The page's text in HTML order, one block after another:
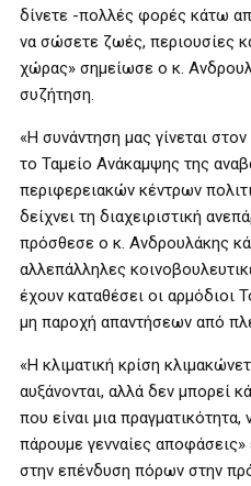
δίνετε -πολλές φορές κάτω
να σώσετε ζωές, περιουσίες
χώρας» σημείωσε ο κ.
συζήτηση.
«Η συνάντηση μας γίνεται
το Ταμείο Ανάκαμψης της
περιφερειακών κέντρων
δείχνει τη διαχειριστική
πρόσθεσε ο κ. Ανδρουλάκης
αλλεπάλληλες
έχουν καταθέσει οι αρμόδιοι
μη παροχή απαντήσεων από
«Η κλιματική κρίση
αυξάνονται, αλλά δεν μπορεί
που είναι μια πραγματικότητα,
πάρουμε γενναίες
στην επένδυση πόρων στην